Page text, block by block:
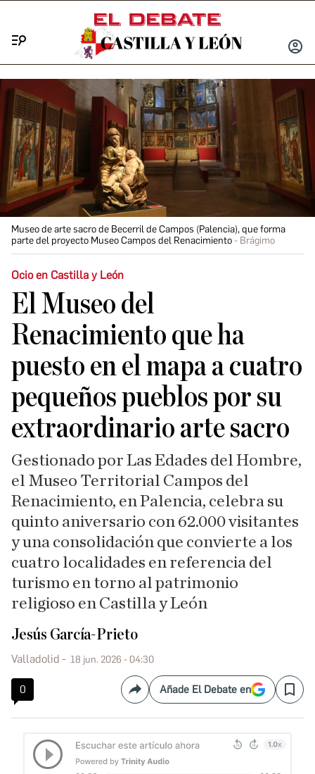
INICIAR
Museo de arte sacro de Becerril de Campos (Palencia), que forma
parte del proyecto Museo Campos del Renacimiento
Brágimo
Ocio en Castilla y León
El Museo del
Renacimiento que ha
puesto en el mapa a cuatro
pequeños pueblos por su
extraordinario arte sacro
Gestionado por Las Edades del Hombre,
el Museo Territorial Campos del
Renacimiento, en Palencia, celebra su
quinto aniversario con 62.000 visitantes
y una consolidación que convierte a los
cuatro localidades en referencia del
turismo en torno al patrimonio
religioso en Castilla y León
Jesús García-Prieto
Valladolid 18 jun. 2026 - 04:30
0 CompartirAñade El Debate en Save